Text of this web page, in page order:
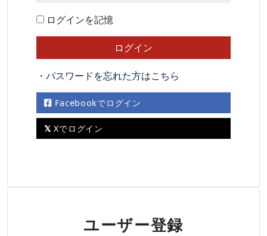
ログインを記憶
・パスワードを忘れた方はこちら
Facebookでログイン
Xでログイン
ユーザー登録